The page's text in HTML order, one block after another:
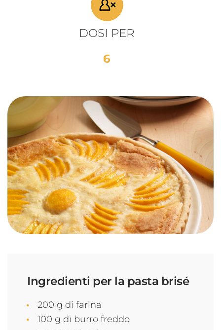
DOSI PER
6
Ingredienti per la pasta brisé
200 g di farina
100 g di burro freddo